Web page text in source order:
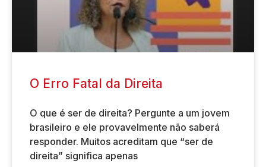
O Erro Fatal da Direita
O que é ser de direita? Pergunte a um jovem
brasileiro e ele provavelmente não saberá
responder. Muitos acreditam que “ser de
direita” significa apenas